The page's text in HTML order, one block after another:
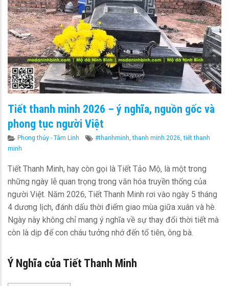
Tiết thanh minh 2026 – ý nghĩa, nguồn gốc và
phong tục người Việt
Categories
Phong thủy - Tâm Linh Tags
#thanhminh,thanh minh 2026,tiết thanh
minh
Tiết Thanh Minh, hay còn gọi là Tiết Tảo Mộ, là một trong
những ngày lễ quan trọng trong văn hóa truyền thống của
người Việt. Năm 2026, Tiết Thanh Minh rơi vào ngày 5 tháng
4 dương lịch, đánh dấu thời điểm giao mùa giữa xuân và hè.
Ngày này không chỉ mang ý nghĩa về sự thay đổi thời tiết mà
còn là dịp để con cháu tưởng nhớ đến tổ tiên, ông bà.
Ý Nghĩa của Tiết Thanh Minh